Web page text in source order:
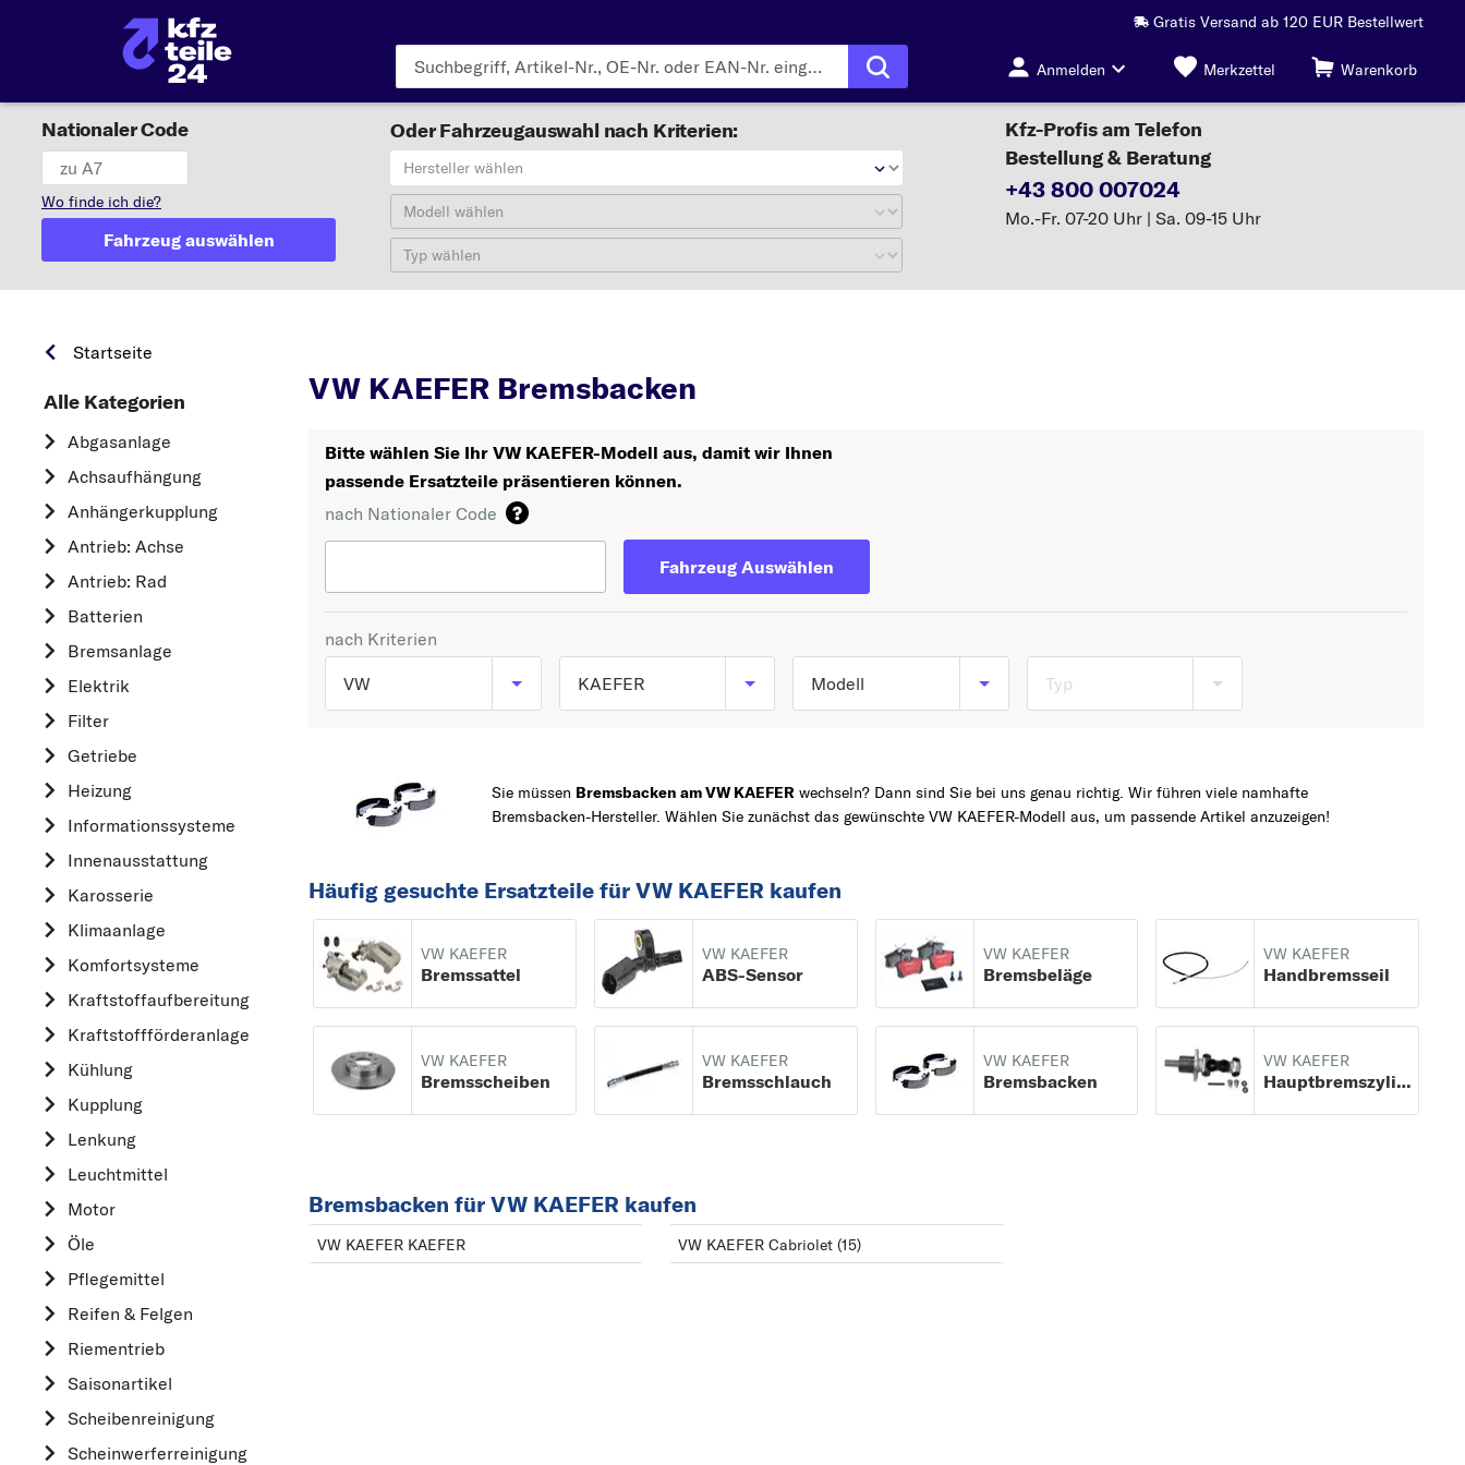
Gratis Versand ab 120 EUR Bestellwert
Anmelden Merkzettel Warenkorb
Nationaler Code
Wo finde ich die?
Fahrzeug auswählen
Oder Fahrzeugauswahl nach Kriterien:
Hersteller wählen
Modell wählen
Typ wählen
Kfz-Profis am Telefon
Bestellung & Beratung
+43 800 007024
Mo.-Fr. 07-20 Uhr | Sa. 09-15 Uhr
Startseite
Alle Kategorien
Abgasanlage
Achsaufhängung
Anhängerkupplung
Antrieb: Achse
Antrieb: Rad
Batterien
Bremsanlage
Elektrik
Filter
Getriebe
Heizung
Informationssysteme
Innenausstattung
Karosserie
Klimaanlage
Komfortsysteme
Kraftstoff­aufbereitung
Kraftstoff­förderanlage
Kühlung
Kupplung
Lenkung
Leuchtmittel
Motor
Öle
Pflegemittel
Reifen & Felgen
Riementrieb
Saisonartikel
Scheibenreinigung
Scheinwerferreinigung
VW KAEFER Bremsbacken
Bitte wählen Sie Ihr VW KAEFER-Modell aus, damit wir Ihnen
passende Ersatzteile präsentieren können.
nach Nationaler Code
Fahrzeug Auswählen
nach Kriterien
VW
OPEL
AUDI
ALFA ROMEO
AUDI
BMW
D
DACIA
DAIHATSU
KAEFER
POLO
CADDY
CADDY
CORRADO
Modell
KAEFER KAEFER ab
Typ
Sie müssen Bremsbacken am VW KAEFER wechseln? Dann sind Sie bei uns genau richtig. Wir führen viele namhafte
Bremsbacken-Hersteller. Wählen Sie zunächst das gewünschte VW KAEFER-Modell aus, um passende Artikel anzuzeigen!
Häufig gesuchte Ersatzteile für VW KAEFER kaufen
VW KAEFER
Bremssattel
VW KAEFER
ABS-Sensor
VW KAEFER
Bremsbeläge
VW KAEFER
Handbremsseil
VW KAEFER
Bremsscheiben
VW KAEFER
Bremsschlauch
VW KAEFER
Bremsbacken
VW KAEFER
Hauptbremszylinder
Bremsbacken für VW KAEFER kaufen
VW KAEFER KAEFER VW KAEFER Cabriolet (15)